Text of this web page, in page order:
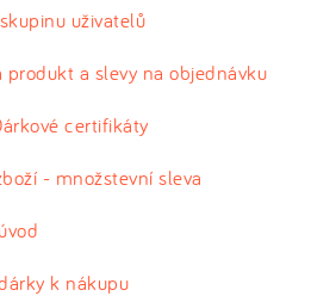
uživatelů
produkt a slevy na objednávku
certifikáty
- množstevní sleva
k nákupu